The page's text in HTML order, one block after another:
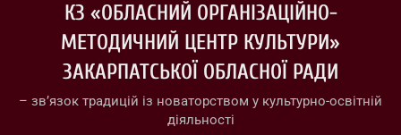
КЗ «ОБЛАСНИЙ ОРГАНІЗАЦІЙНО-
МЕТОДИЧНИЙ ЦЕНТР КУЛЬТУРИ»
ЗАКАРПАТСЬКОЇ ОБЛАСНОЇ РАДИ
– зв’язок традицій із новаторством у культурно-освітній
діяльності